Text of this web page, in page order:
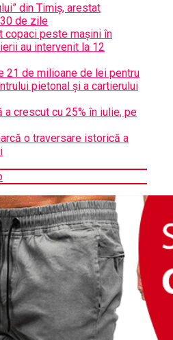
din Timiș, arestat
de zile
copaci peste mașini în
au intervenit la 12
21 de milioane de lei pentru
pietonal și a cartierului
a crescut cu 25% în iulie, pe
o traversare istorică a